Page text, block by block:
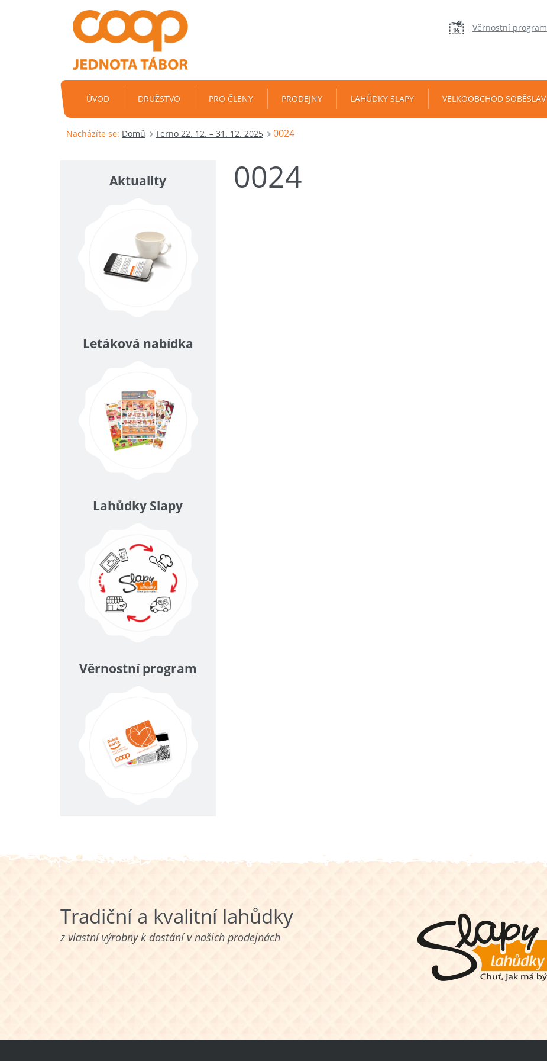
Věrnostní program
ÚVOD DRUŽSTVO PRO ČLENY PRODEJNY LAHŮDKY SLAPY VELKOOBCHOD SOBĚSLAV
Nacházíte se: Domů Terno 22. 12. – 31. 12. 2025 0024
0024
Aktuality
Letáková nabídka
Lahůdky Slapy
Věrnostní program
Tradiční a kvalitní lahůdky
z vlastní výrobny k dostání v našich prodejnách